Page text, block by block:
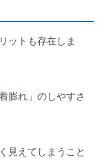
ットも存在しま
膨れ」のしやすさ
見えてしまうこと